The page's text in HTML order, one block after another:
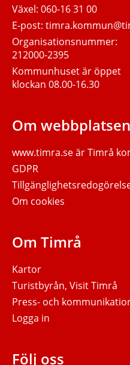
Växel:060-16 31 00
E-post:
Organisationsnummer:
212000-2395
Kommunhuset är öppet
klockan 08.00-16.30
Om webbplatsen
www.timra.seär Timrå
GDPR
Om cookies
Om Timrå
Kartor
Turistbyrån, Visit Timrå
Press- och
Logga in
Följ oss